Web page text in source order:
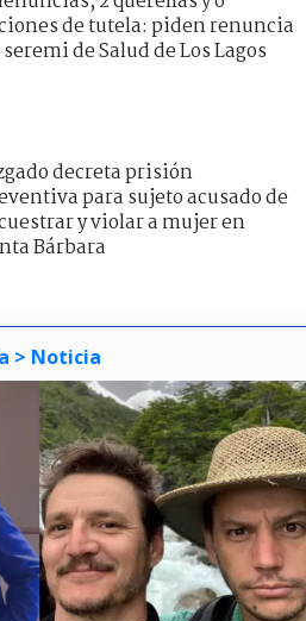
de tutela: piden renuncia
de Salud de Los Lagos
decreta prisión
para sujeto acusado de
y violar a mujer en
Bárbara
> Noticia